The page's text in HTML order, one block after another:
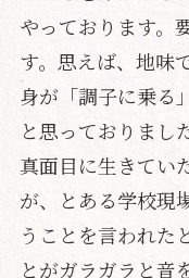
やっております。
す。思えば、地味
身が「調子に乗る
と思っておりまし
真面目に生きてい
が、とある学校現
うことを言われた
とがガラガラと音